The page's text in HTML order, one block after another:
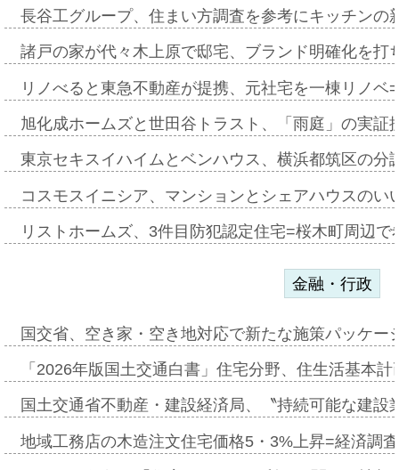
長谷工グループ、住まい方調査を参考にキッチン
諸戸の家が代々木上原で邸宅、ブランド明確化を
リノべると東急不動産が提携、元社宅を一棟リノ
旭化成ホームズと世田谷トラスト、「雨庭」の実
東京セキスイハイムとベンハウス、横浜都筑区の
コスモスイニシア、マンションとシェアハウスの
リストホームズ、3件目防犯認定住宅=桜木町周辺
金融・行政
国交省、空き家・空き地対応で新たな施策パッケ
「2026年版国土交通白書」住宅分野、住生活基本
国土交通省不動産・建設経済局、〝持続可能な建
地域工務店の木造注文住宅価格5・3%上昇=経済調